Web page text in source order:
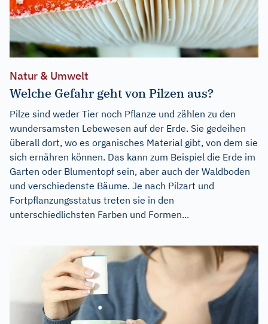
Natur & Umwelt
Welche Gefahr geht von Pilzen aus?
Pilze sind weder Tier noch Pflanze und zählen zu den
wundersamsten Lebewesen auf der Erde. Sie gedeihen
überall dort, wo es organisches Material gibt, von dem sie
sich ernähren können. Das kann zum Beispiel die Erde im
Garten oder Blumentopf sein, aber auch der Waldboden
und verschiedenste Bäume. Je nach Pilzart und
Fortpflanzungsstatus treten sie in den
unterschiedlichsten Farben und Formen...